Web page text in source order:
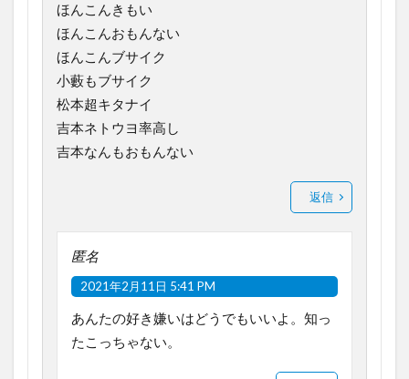
ほんこんきもい
ほんこんおもんない
ほんこんブサイク
小藪もブサイク
松本超キタナイ
吉本ネトウヨ率高し
吉本なんもおもんない
返信
匿名
2021年2月11日 5:41 PM
あんたの好き嫌いはどうでもいいよ。知っ
たこっちゃない。